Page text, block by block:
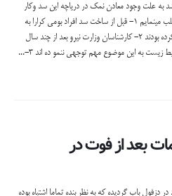
برداری شد به علت وجود معادن نمک در دریاچه این سد وکار
کار شناسی نشده توجه شما را به مطالب زیر جلب مینمایم 1- قبل از ساخت سد افراد بومی کرارا به
مسولین رده بالا وجود معادن نمک را گوشزد کرده بودند 2- کارشناسان وزارت نیرو بعد از چند سال
به این موضوع مهم توجهی ننمو ده اند 3-...
بعد از فوت در
افراد در دزفول باب گردیده که به نظر بنده تماما اشتباه بوده